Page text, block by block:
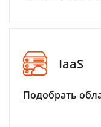
IaaS
Подобрать